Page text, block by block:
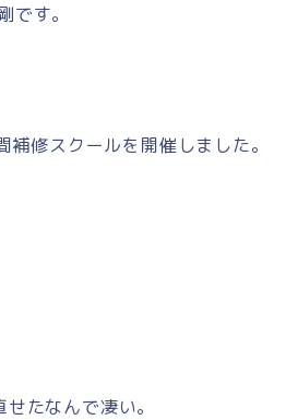
す。
修スクールを開催しました。
たなんで凄い。